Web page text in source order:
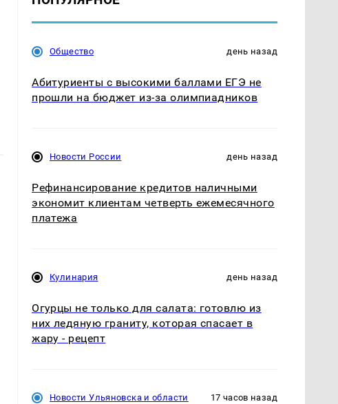
Общество день назад
Абитуриенты с высокими баллами ЕГЭ не
прошли на бюджет из-за олимпиадников
Новости России день назад
Рефинансирование кредитов наличными
экономит клиентам четверть ежемесячного
платежа
Кулинария день назад
Огурцы не только для салата: готовлю из
них ледяную граниту, которая спасает в
жару - рецепт
Новости Ульяновска и области 17 часов назад